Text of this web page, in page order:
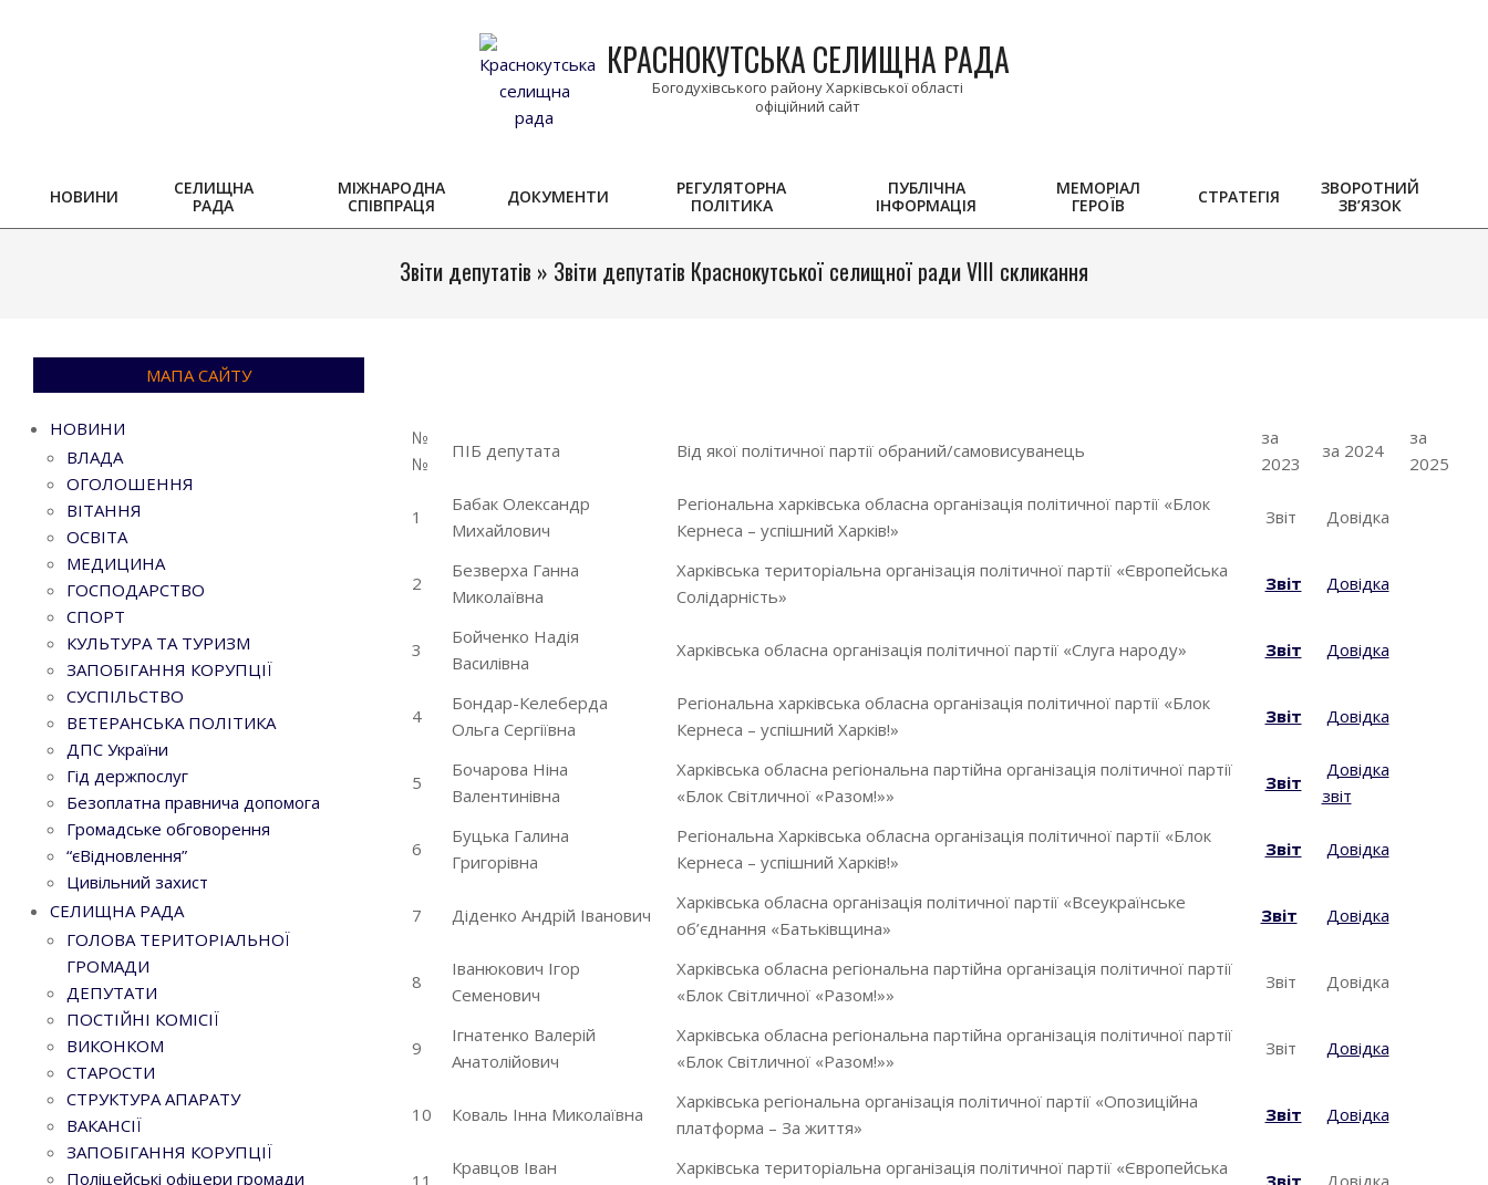
КРАСНОКУТСЬКА СЕЛИЩНА РАДА
Богодухівського району Харківської області
Primary
Navigation
НОВИНИ
СЕЛИЩНА
РАДА
МІЖНАРОДНА
СПІВПРАЦЯ
ДОКУМЕНТИ
РЕГУЛЯТОРНА
ПОЛІТИКА
ПУБЛІЧНА
ІНФОРМАЦІЯ
МЕМОРІАЛ
ГЕРОЇВ
СТРАТЕГІЯ
ЗВОРОТНИЙ
ЗВ’ЯЗОК
Звіти депутатів » Звіти депутатів Краснокутської селищної ради VIII скликання
№
№
ПІБ депутата Від якої політичної партії обраний/самовисуванець
за
2023
за 2024
за
2025
1
Бабак Олександр
Михайлович
Регіональна харківська обласна організація політичної партії «Блок
Кернеса – успішний Харків!»
Звіт Довідка
2
Безверха Ганна
Миколаївна
Харківська територіальна організація політичної партії «Європейська
Солідарність»
Звіт Довідка
3
Бойченко Надія
Василівна
Харківська обласна організація політичної партії «Слуга народу» Звіт Довідка
4
Бондар-Келеберда
Ольга Сергіївна
Регіональна харківська обласна організація політичної партії «Блок
Кернеса – успішний Харків!»
Звіт Довідка
5
Бочарова Ніна
Валентинівна
Харківська обласна регіональна партійна організація політичної партії
«Блок Світличної «Разом!»»
Звіт
Довідка
звіт
6
Буцька Галина
Григорівна
Регіональна Харківська обласна організація політичної партії «Блок
Кернеса – успішний Харків!»
Звіт Довідка
7 Діденко Андрій Іванович
Харківська обласна організація політичної партії «Всеукраїнське
об’єднання «Батьківщина»
Звіт Довідка
8
Іванюкович Ігор
Семенович
Харківська обласна регіональна партійна організація політичної партії
«Блок Світличної «Разом!»»
Звіт Довідка
9
Ігнатенко Валерій
Анатолійович
Харківська обласна регіональна партійна організація політичної партії
«Блок Світличної «Разом!»»
Звіт Довідка
10 Коваль Інна Миколаївна
Харківська регіональна організація політичної партії «Опозиційна
платформа – За життя»
Звіт Довідка
11
Кравцов Іван
Харківська територіальна організація політичної партії «Європейська
Звіт Довідка
МАПА САЙТУ
НОВИНИ
ВЛАДА
ОГОЛОШЕННЯ
ВІТАННЯ
ОСВІТА
МЕДИЦИНА
ГОСПОДАРСТВО
СПОРТ
КУЛЬТУРА ТА ТУРИЗМ
ЗАПОБІГАННЯ КОРУПЦІЇ
СУСПІЛЬСТВО
ВЕТЕРАНСЬКА ПОЛІТИКА
ДПС України
Гід держпослуг
Безоплатна правнича допомога
Громадське обговорення
“єВідновлення”
Цивільний захист
СЕЛИЩНА РАДА
ГОЛОВА ТЕРИТОРІАЛЬНОЇ
ГРОМАДИ
ДЕПУТАТИ
ПОСТІЙНІ КОМІСІЇ
ВИКОНКОМ
СТАРОСТИ
СТРУКТУРА АПАРАТУ
ВАКАНСІЇ
ЗАПОБІГАННЯ КОРУПЦІЇ
Поліцейські офіцери громади